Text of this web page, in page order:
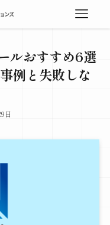
ルおすすめ6選
例と失敗しな
日